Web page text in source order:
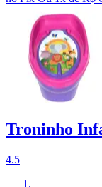
Troninho
4.5